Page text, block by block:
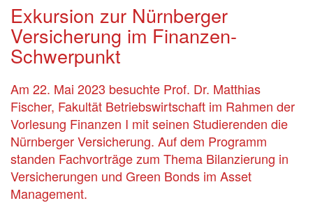
Exkursion zur Nürnberger
Versicherung im Finanzen-
Schwerpunkt
Am 22. Mai 2023 besuchte Prof. Dr. Matthias
Fischer, Fakultät Betriebswirtschaft im Rahmen der
Vorlesung Finanzen I mit seinen Studierenden die
Nürnberger Versicherung. Auf dem Programm
standen Fachvorträge zum Thema Bilanzierung in
Versicherungen und Green Bonds im Asset
Management.